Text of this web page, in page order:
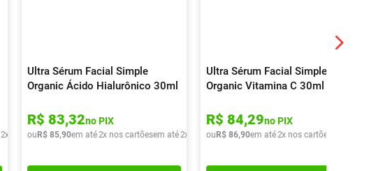
2x de R$ 35,95
Ultra Sérum Facial Simple
Organic Ácido Hialurônico 30ml
R$ 83,32no PIX
ou R$ 85,90em até2x nos cartõesem até2x de R$ 42,95
Ultra Sérum Facial Simple
Organic Vitamina C 30ml
R$ 84,29no PIX
ou R$ 86,90em até2x nos cartões